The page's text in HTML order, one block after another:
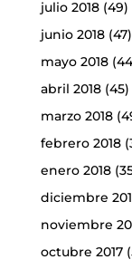
julio 2018(49)
junio 2018(47)
mayo 2018
abril 2018(45)
marzo 2018
febrero 2018
enero 2018
diciembre
noviembre
octubre 2017